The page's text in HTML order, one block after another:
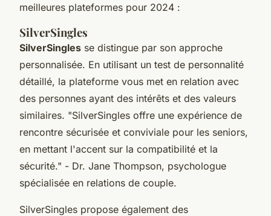
meilleures plateformes pour 2024 :
SilverSingles
SilverSingles se distingue par son approche
personnalisée. En utilisant un test de personnalité
détaillé, la plateforme vous met en relation avec
des personnes ayant des intérêts et des valeurs
similaires. "SilverSingles offre une expérience de
rencontre sécurisée et conviviale pour les seniors,
en mettant l'accent sur la compatibilité et la
sécurité." - Dr. Jane Thompson, psychologue
spécialisée en relations de couple.
SilverSingles propose également des